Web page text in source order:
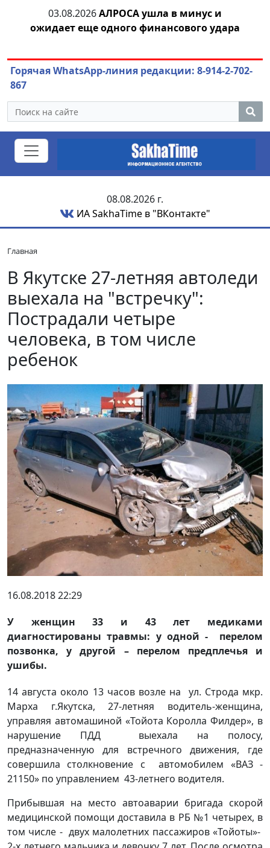
03.08.2026АЛРОСА ушла в минус и
ожидает еще одного финансового удара
Горячая WhatsApp-линия редакции: 8-914-2-702-
867
08.08.2026 г.
ИА SakhaTime в "ВКонтакте"
Главная
В Якутске 27-летняя автоледи
выехала на "встречку":
Пострадали четыре
человека, в том числе
ребенок
16.08.2018 22:29
У женщин 33 и 43 лет медиками
диагностированы травмы: у одной - перелом
позвонка, у другой – перелом предплечья и
ушибы.
14 августа около 13 часов возле на ул. Строда мкр.
Марха г.Якутска, 27-летняя водитель-женщина,
управляя автомашиной «Тойота Королла Филдер», в
нарушение ПДД выехала на полосу,
предназначенную для встречного движения, где
совершила столкновение с автомобилем «ВАЗ -
21150» по управлением 43-летнего водителя.
Прибывшая на место автоаварии бригада скорой
медицинской помощи доставила в РБ №1 четырех, в
том числе - двух малолетних пассажиров «Тойоты»-